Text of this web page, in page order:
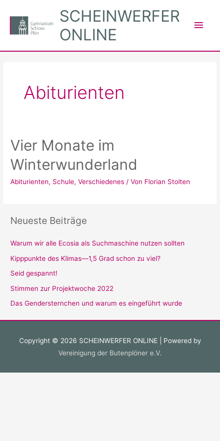
Inhalt
springen
SCHEINWERFER
ONLINE
Abiturienten
Vier Monate im
Winterwunderland
Abiturienten, Schule,Verschiedenes / Von Florian Stolten
Neueste Beiträge
Warum wir alle Ecosia als Suchmaschine nutzen sollten
Kipppunkte des Klimas—1,5 Grad schon zu viel?
Seid gespannt!
Stimmen zur Projektwoche 2022
Das Gendersternchen und warum es eingeführt wurde
Copyright © 2026 SCHEINWERFER ONLINE| Powered by
Vereinigung der Butenplöner e.V.